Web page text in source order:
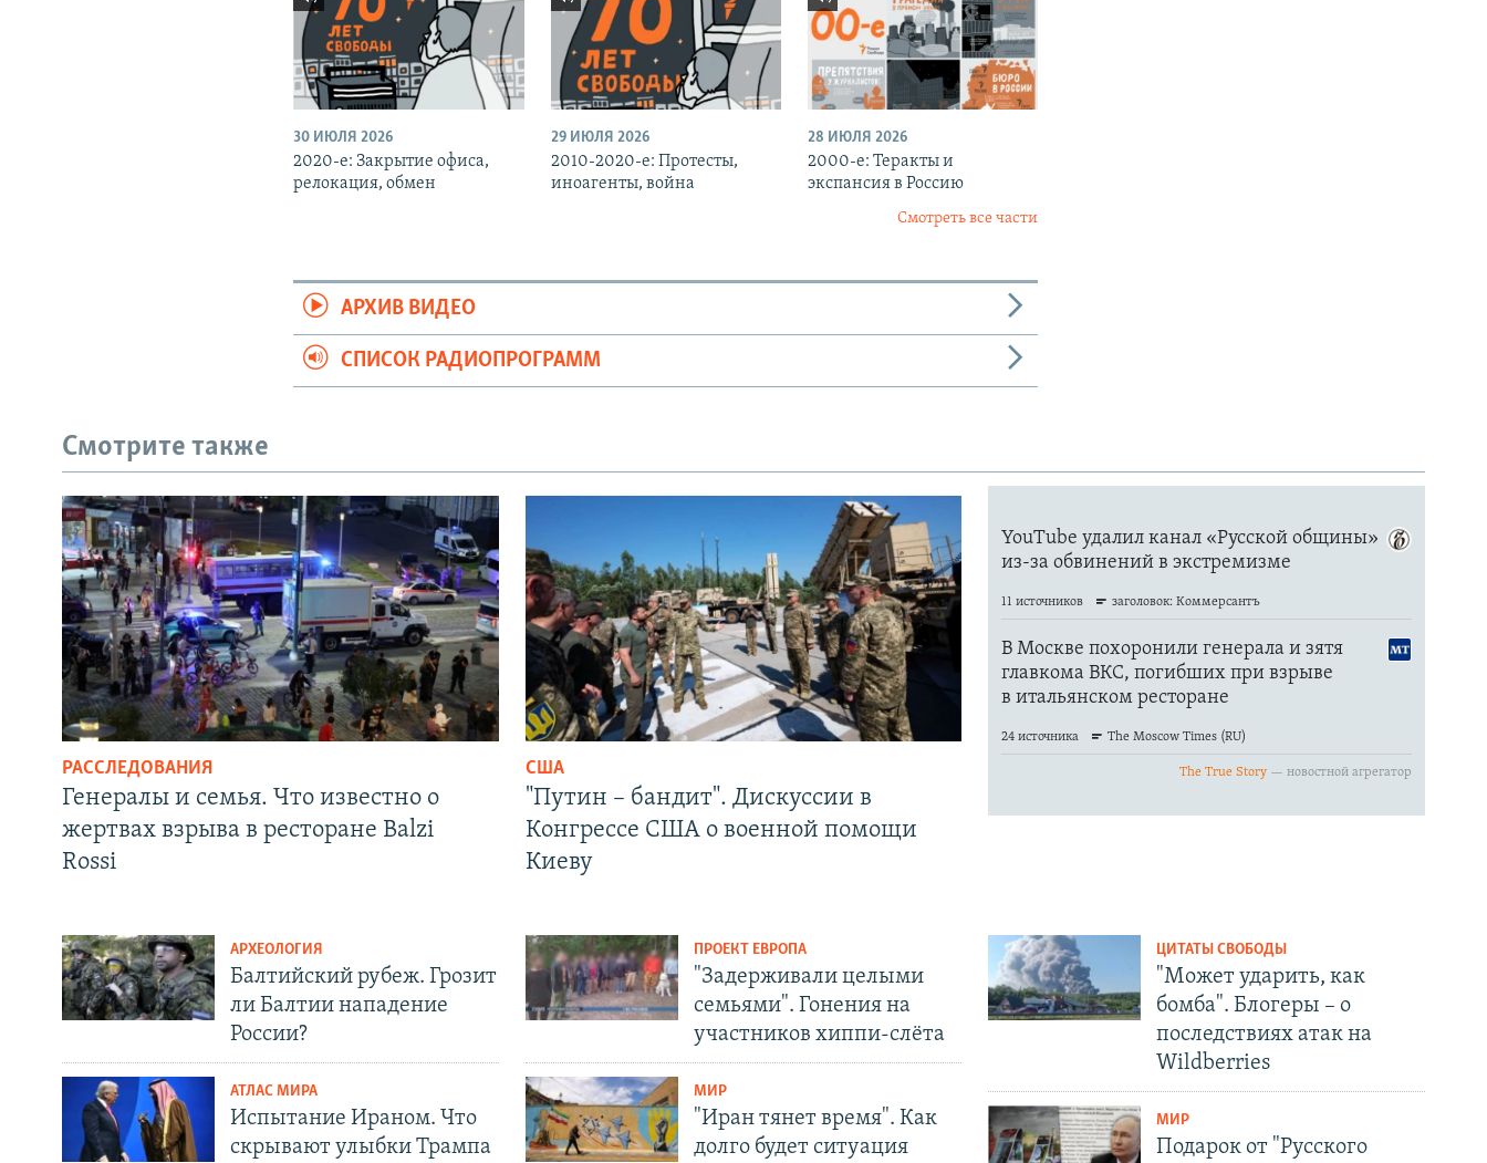
30 ИЮЛЯ 2026
2020-е: Закрытие офиса,
релокация, обмен
29 ИЮЛЯ 2026
2010-2020-е: Протесты,
иноагенты, война
28 ИЮЛЯ 2026
2000-е: Теракты и
экспансия в Россию
Смотреть все части
АРХИВ ВИДЕО
СПИСОК РАДИОПРОГРАММ
Смотрите также
РАССЛЕДОВАНИЯ
Генералы и семья. Что известно о
жертвах взрыва в ресторане Balzi
Rossi
США
"Путин – бандит". Дискуссии в
Конгрессе США о военной помощи
Киеву
АРХЕОЛОГИЯ
Балтийский рубеж. Грозит
ли Балтии нападение
России?
АТЛАС МИРА
Испытание Ираном. Что
скрывают улыбки Трампа
ПРОЕКТ ЕВРОПА
"Задерживали целыми
семьями". Гонения на
участников хиппи-слёта
МИР
"Иран тянет время". Как
долго будет ситуация
ЦИТАТЫ СВОБОДЫ
"Может ударить, как
бомба". Блогеры – о
последствиях атак на
Wildberries
МИР
Подарок от "Русского